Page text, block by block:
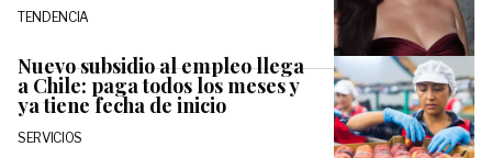
TENDENCIA
Nuevo subsidio al empleo llega
a Chile: paga todos los meses y
ya tiene fecha de inicio
SERVICIOS